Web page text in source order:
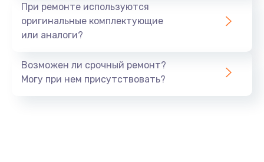
Заказать
от 1060 руб.
При ремонте используются
оригинальные комплектующие
или аналоги?
Возможен ли срочный ремонт?
Могу при нем присутствовать?